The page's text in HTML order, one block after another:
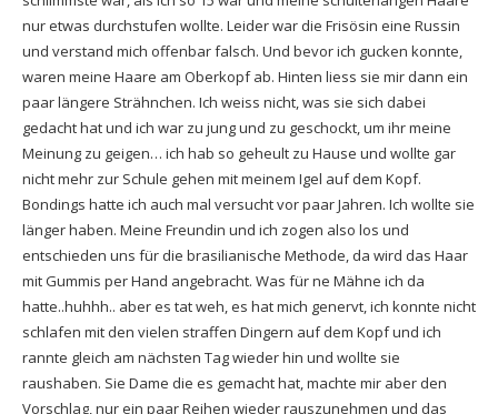
nur etwas durchstufen wollte. Leider war die Frisösin eine Russin
und verstand mich offenbar falsch. Und bevor ich gucken konnte,
waren meine Haare am Oberkopf ab. Hinten liess sie mir dann ein
paar längere Strähnchen. Ich weiss nicht, was sie sich dabei
gedacht hat und ich war zu jung und zu geschockt, um ihr meine
Meinung zu geigen… ich hab so geheult zu Hause und wollte gar
nicht mehr zur Schule gehen mit meinem Igel auf dem Kopf.
Bondings hatte ich auch mal versucht vor paar Jahren. Ich wollte sie
länger haben. Meine Freundin und ich zogen also los und
entschieden uns für die brasilianische Methode, da wird das Haar
mit Gummis per Hand angebracht. Was für ne Mähne ich da
hatte..huhhh.. aber es tat weh, es hat mich genervt, ich konnte nicht
schlafen mit den vielen straffen Dingern auf dem Kopf und ich
rannte gleich am nächsten Tag wieder hin und wollte sie
raushaben. Sie Dame die es gemacht hat, machte mir aber den
Vorschlag, nur ein paar Reihen wieder rauszunehmen und das